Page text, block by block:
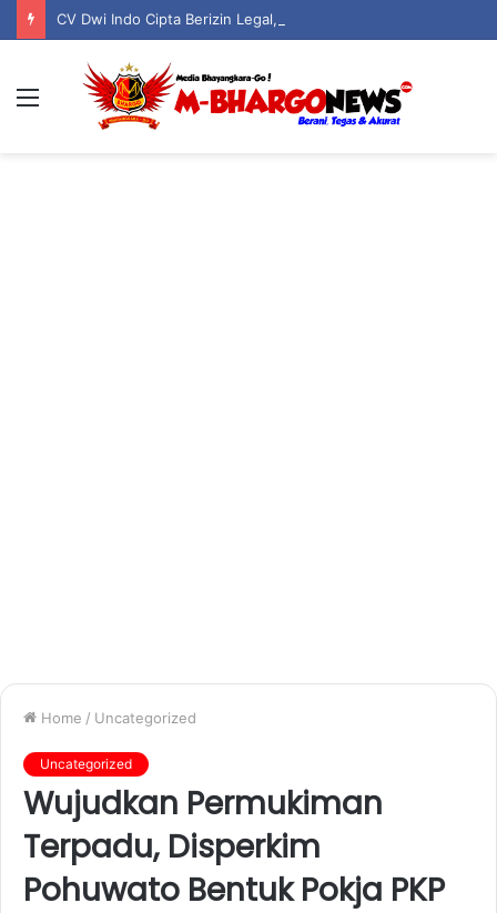
Home / Uncategorized
Uncategorized
Wujudkan Permukiman
Terpadu, Disperkim
Pohuwato Bentuk Pokja PKP